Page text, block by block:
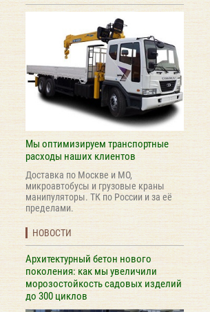
Мы оптимизируем транспортные
расходы наших клиентов
Доставка по Москве и МО,
микроавтобусы и грузовые краны
манипуляторы. ТК по России и за её
пределами.
НОВОСТИ
Архитектурный бетон нового
поколения: как мы увеличили
морозостойкость садовых изделий
до 300 циклов